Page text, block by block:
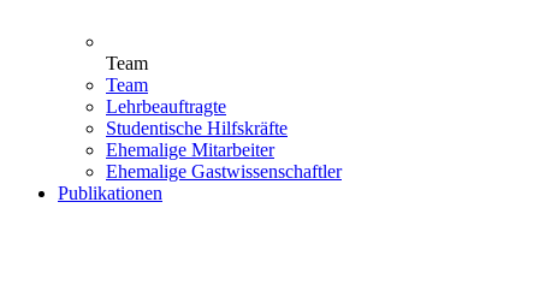
Team
Team
Lehrbeauftragte
Studentische Hilfskräfte
Ehemalige Mitarbeiter
Ehemalige Gastwissenschaftler
Publikationen